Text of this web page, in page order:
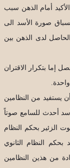
أمام الذهن سبب
صورة الأسد الى
لدى الذهن بين
إما بتكرار الاقتران
يستفيد من النظامين
أحدث للسامع صوتاً
الزئير بحكم النظام
النظام الثانوي
من هذين النظامين